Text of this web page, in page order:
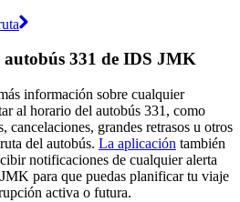
autobús 331 de IDS JMK
información sobre cualquier
al horario del autobús 331, como
cancelaciones, grandes retrasos u otros
del autobús. La aplicación también
notificaciones de cualquier alerta
para que puedas planificar tu viaje
activa o futura.